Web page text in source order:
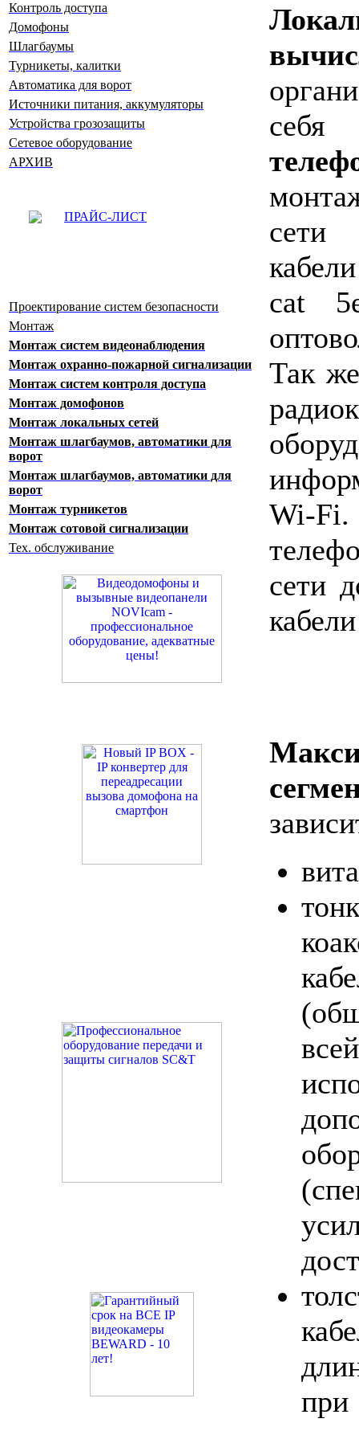
Контроль доступа
Домофоны
Шлагбаумы
Турникеты, калитки
Автоматика для ворот
Источники питания, аккумуляторы
Устройства грозозащиты
Сетевое оборудование
АРХИВ
ПРАЙС-ЛИСТ
Проектирование систем безопасности
Монтаж
Монтаж систем видеонаблюдения
Монтаж охранно-пожарной сигнализации
Монтаж систем контроля доступа
Монтаж домофонов
Монтаж локальных сетей
Монтаж шлагбаумов, автоматики для
ворот
Монтаж шлагбаумов, автоматики для
ворот
Монтаж турникетов
Монтаж сотовой сигнализации
Тех. обслуживание
себя
сети
cat
Так
Wi-
сети